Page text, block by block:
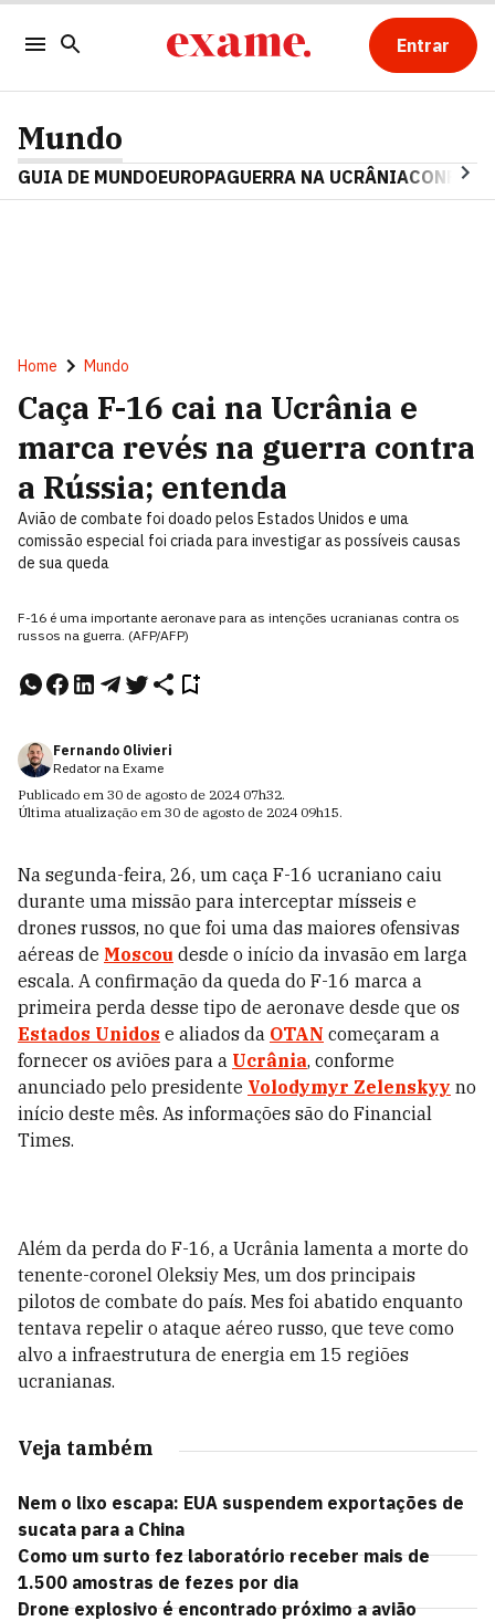
Entrar
Mundo
GUIA DE MUNDOEUROPAGUERRA NA UCRÂNIA
Home Mundo
Caça F-16 cai na Ucrânia e
marca revés na guerra contra
a Rússia; entenda
Avião de combate foi doado pelos Estados Unidos e uma
comissão especial foi criada para investigar as possíveis causas
de sua queda
F-16 é uma importante aeronave para as intenções ucranianas contra os
russos na guerra. (AFP/AFP)
Fernando Olivieri
Redator na Exame
Publicado em 30 de agosto de 2024 07h32.
Última atualização em 30 de agosto de 2024 09h15.
Na segunda-feira, 26, um caça F-16 ucraniano caiu
durante uma missão para interceptar mísseis e
drones russos, no que foi uma das maiores ofensivas
aéreas de Moscou desde o início da invasão em larga
escala. A confirmação da queda do F-16 marca a
primeira perda desse tipo de aeronave desde que os
Estados Unidos e aliados da OTAN começaram a
fornecer os aviões para a Ucrânia, conforme
anunciado pelo presidente Volodymyr Zelenskyy no
início deste mês. As informações são do Financial
Times.
Além da perda do F-16, a Ucrânia lamenta a morte do
tenente-coronel Oleksiy Mes, um dos principais
pilotos de combate do país. Mes foi abatido enquanto
tentava repelir o ataque aéreo russo, que teve como
alvo a infraestrutura de energia em 15 regiões
ucranianas.
Veja também
Nem o lixo escapa: EUA suspendem exportações de
sucata para a China
Como um surto fez laboratório receber mais de
1.500 amostras de fezes por dia
Drone explosivo é encontrado próximo a avião